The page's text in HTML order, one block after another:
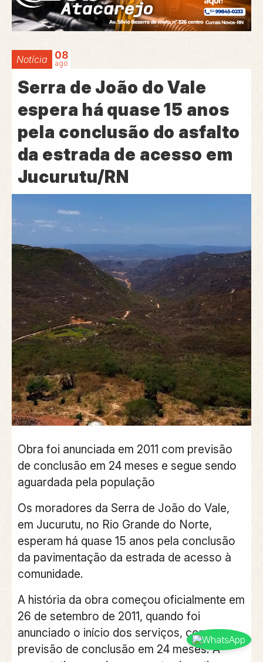
Notícia 08
ago
Serra de João do Vale
espera há quase 15 anos
pela conclusão do asfalto
da estrada de acesso em
Jucurutu/RN
Obra foi anunciada em 2011 com previsão
de conclusão em 24 meses e segue sendo
aguardada pela população
Os moradores da Serra de João do Vale,
em Jucurutu, no Rio Grande do Norte,
esperam há quase 15 anos pela conclusão
da pavimentação da estrada de acesso à
comunidade.
A história da obra começou oficialmente em
26 de setembro de 2011, quando foi
anunciado o início dos serviços, com
previsão de conclusão em 24 meses. A